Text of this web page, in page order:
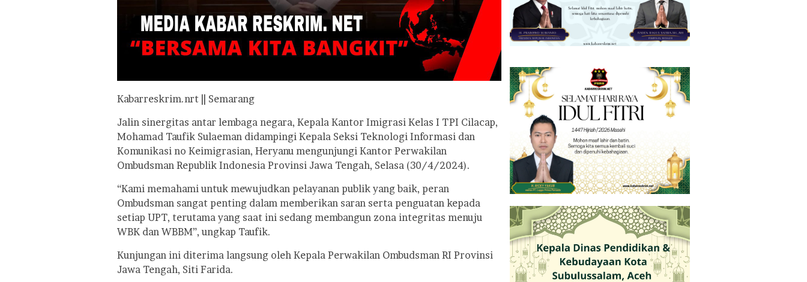
Kabarreskrim.nrt || Semarang
Jalin sinergitas antar lembaga negara, Kepala Kantor Imigrasi Kelas I TPI Cilacap,
Mohamad Taufik Sulaeman didampingi Kepala Seksi Teknologi Informasi dan
Komunikasi no Keimigrasian, Heryanu mengunjungi Kantor Perwakilan
Ombudsman Republik Indonesia Provinsi Jawa Tengah, Selasa (30/4/2024).
“Kami memahami untuk mewujudkan pelayanan publik yang baik, peran
Ombudsman sangat penting dalam memberikan saran serta penguatan kepada
setiap UPT, terutama yang saat ini sedang membangun zona integritas menuju
WBK dan WBBM”, ungkap Taufik.
Kunjungan ini diterima langsung oleh Kepala Perwakilan Ombudsman RI Provinsi
Jawa Tengah, Siti Farida.